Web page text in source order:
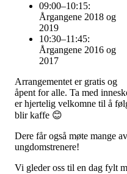
09:00–10:15:
Årgangene 2018 og
2019
10:30–11:45:
Årgangene 2016 og
2017
Arrangementet er gratis og
åpent for alle. Ta med
er hjertelig velkomne til å
blir kaffe 😊
Dere får også møte mange
ungdomstrenere!
Vi gleder oss til en dag fylt